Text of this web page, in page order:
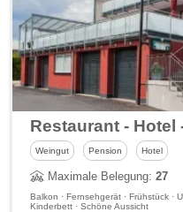
Weingut Pension Hotel
Maximale Belegung:27
Balkon · Fernsehgerät · Frühstück ·
Kinderbett · Schöne Aussicht